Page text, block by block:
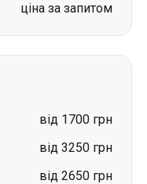
ціна за запитом
від 1700 грн
від 3250 грн
від 2650 грн